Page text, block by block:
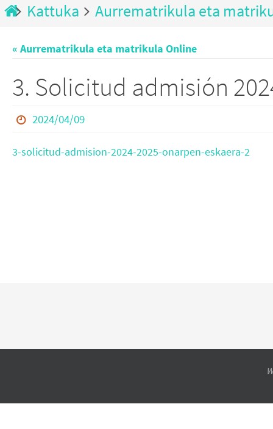
Kattuka Aurrematrikula eta
« Aurrematrikula eta matrikula Online
3. Solicitud admisión
2024/04/09
3-solicitud-admision-2024-2025-onarpen-eskaera-2